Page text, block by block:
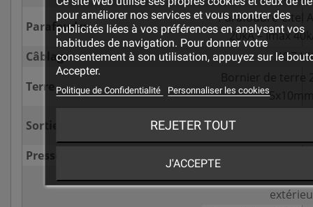
Parafoudre
Parafoudre Citel
20kA – Imax
Câblage
HO7-
Terre
Sortie
Cuivre
Presse-étoupes
IP 65 –
pour améliorer nos services et vous montrer des
publicités liées à vos préférences en analysant vos
habitudes de navigation. Pour donner votre
consentement à son utilisation, appuyez sur le
Accepter.
Politique de Confidentialité Personnaliser les cookies
REJETER TOUT
J'ACCEPTE